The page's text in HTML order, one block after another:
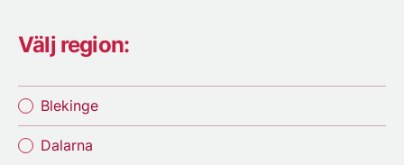
Välj region:
Blekinge
Dalarna